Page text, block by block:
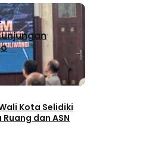
Kota Selidiki
dan ASN